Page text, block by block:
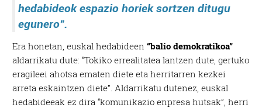
hedabideok espazio horiek sortzen ditugu
egunero”.
Era honetan, euskal hedabideen“balio demokratikoa”
aldarrikatu dute: “Tokiko errealitatea lantzen dute, gertuko
eragileei ahotsa ematen diete eta herritarren kezkei
arreta eskaintzen diete”. Aldarrikatu dutenez, euskal
hedabideeak ez dira “komunikazio enpresa hutsak”, herri